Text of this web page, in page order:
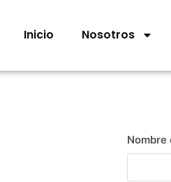
Inicio Nosotros